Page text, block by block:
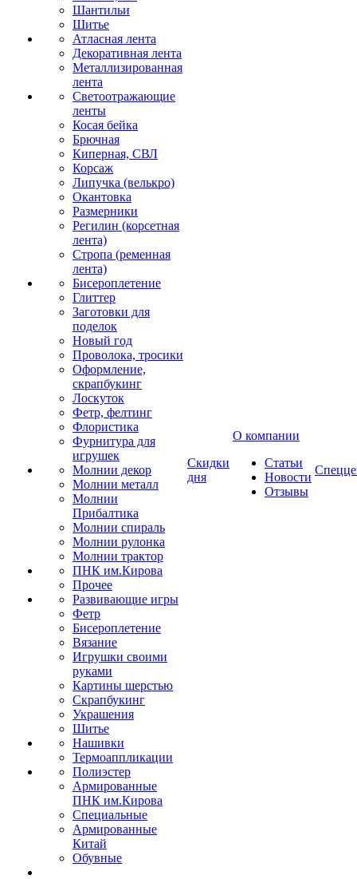
Шантильи
Шитье
Атласная лента
Декоративная лента
Металлизированная
лента
Светоотражающие
ленты
Косая бейка
Брючная
Киперная, СВЛ
Корсаж
Липучка (велькро)
Окантовка
Размерники
Регилин (корсетная
лента)
Стропа (ременная
лента)
Бисероплетение
Глиттер
Заготовки для
поделок
Новый год
Проволока, тросики
Оформление,
скрапбукинг
Лоскуток
Фетр, фелтинг
Флористика
Фурнитура для
игрушек
Молнии декор
Молнии металл
Молнии
Прибалтика
Молнии спираль
Молнии рулонка
Молнии трактор
ПНК им.Кирова
Прочее
Развивающие игры
Фетр
Бисероплетение
Вязание
Игрушки своими
руками
Картины шерстью
Скрапбукинг
Украшения
Шитье
Нашивки
Термоаппликации
Полиэстер
Армированные
ПНК им.Кирова
Специальные
Армированные
Китай
Обувные
Скидки
дня
О компании
Статьи
Новости
Отзывы